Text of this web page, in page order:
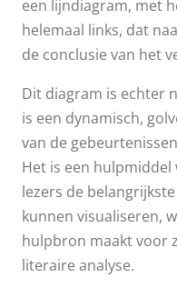
een lijndiagram, met
helemaal links, dat
de conclusie van het
Dit diagram is echter
is een dynamisch,
van de
Het is een hulpmiddel
lezers de
kunnen visualiseren,
hulpbron maakt voor
literaire analyse.